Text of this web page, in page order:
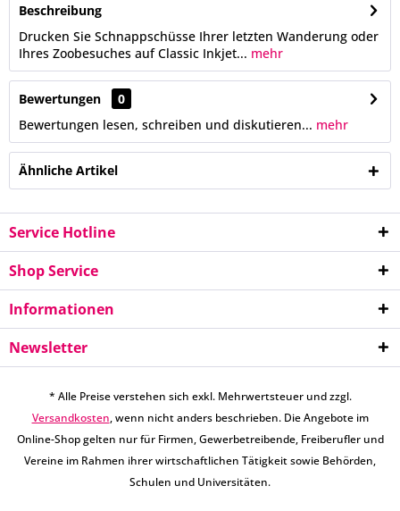
Beschreibung
Drucken Sie Schnappschüsse Ihrer letzten Wanderung oder
Ihres Zoobesuches auf Classic Inkjet... mehr
Bewertungen
0
Bewertungen lesen, schreiben und diskutieren... mehr
Ähnliche Artikel
Service Hotline
Shop Service
Informationen
Newsletter
* Alle Preise verstehen sich exkl. Mehrwertsteuer und zzgl.
Versandkosten, wenn nicht anders beschrieben. Die Angebote im
Online-Shop gelten nur für Firmen, Gewerbetreibende, Freiberufler und
Vereine im Rahmen ihrer wirtschaftlichen Tätigkeit sowie Behörden,
Schulen und Universitäten.